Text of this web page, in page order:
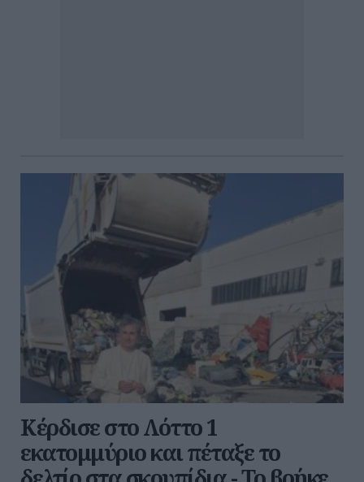
Κέρδισε στο Λόττο 1
εκατομμύριο και πέταξε το